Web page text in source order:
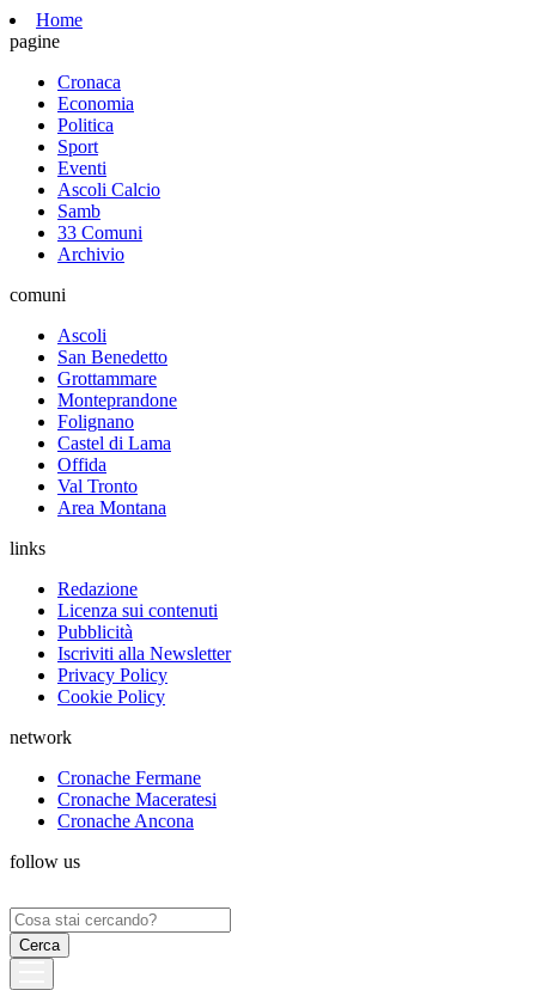
Home
pagine
Cronaca
Economia
Politica
Sport
Eventi
Ascoli Calcio
Samb
33 Comuni
Archivio
comuni
Ascoli
San Benedetto
Grottammare
Monteprandone
Folignano
Castel di Lama
Offida
Val Tronto
Area Montana
links
Redazione
Licenza sui contenuti
Pubblicità
Iscriviti alla Newsletter
Privacy Policy
Cookie Policy
network
Cronache Fermane
Cronache Maceratesi
Cronache Ancona
follow us
Ricerca
per: